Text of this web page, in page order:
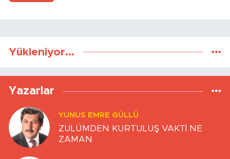
Yükleniyor...
Yazarlar
YUNUS EMRE GÜLLÜ
ZULÜMDEN KURTULUŞ VAKTİ NE
ZAMAN